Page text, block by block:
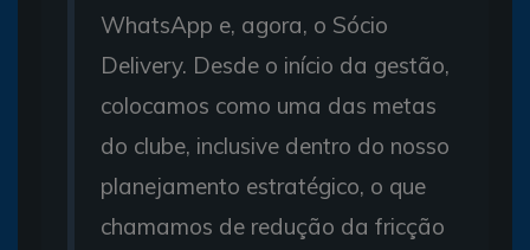
WhatsApp e, agora, o Sócio
Delivery. Desde o início da gestão,
colocamos como uma das metas
do clube, inclusive dentro do nosso
planejamento estratégico, o que
chamamos de redução da fricção